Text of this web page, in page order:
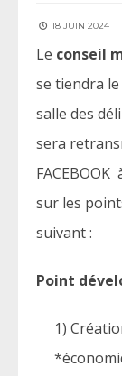
18 JUIN 2024
Le conseil
se tiendra le
salle des
sera
sur les
suivant :
Point
1)